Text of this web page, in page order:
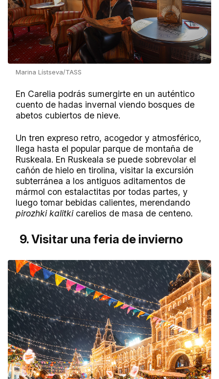
Marina Lístseva/TASS
En Carelia podrás sumergirte en un auténtico
cuento de hadas invernal viendo bosques de
abetos cubiertos de nieve.
Un tren expreso retro, acogedor y atmosférico,
llega hasta el popular parque de montaña de
Ruskeala. En Ruskeala se puede sobrevolar el
cañón de hielo en tirolina, visitar la excursión
subterránea a los antiguos aditamentos de
mármol con estalactitas por todas partes, y
luego tomar bebidas calientes, merendando
pirozhki kalitkicarelios de masa de centeno.
9. Visitar una feria de invierno